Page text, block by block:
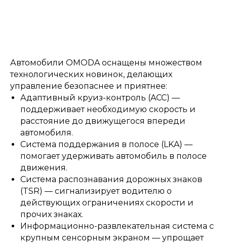
Автомобили OMODA оснащены множеством
технологических новинок, делающих
управление безопаснее и приятнее:
Адаптивный круиз-контроль (ACC) —
поддерживает необходимую скорость и
расстояние до движущегося впереди
автомобиля.
Система поддержания в полосе (LKA) —
помогает удерживать автомобиль в полосе
движения.
Система распознавания дорожных знаков
(TSR) — сигнализирует водителю о
действующих ограничениях скорости и
прочих знаках.
Информационно-развлекательная система с
крупным сенсорным экраном — упрощает